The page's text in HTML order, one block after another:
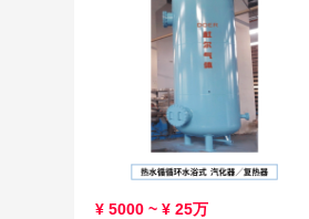
¥ 5000 ~ ¥ 25万